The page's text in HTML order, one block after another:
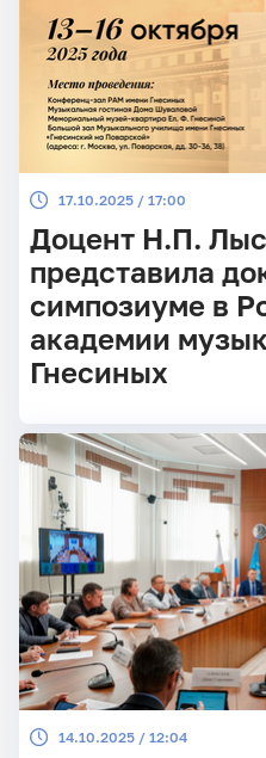
17.10.2025 / 17:00
Доцент Н.П.
представила
симпозиуме в
академии
Гнесиных
14.10.2025 / 12:04